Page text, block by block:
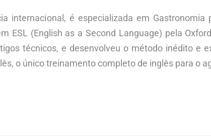
internacional, é especializada em Gastronomia
ESL (English as a Second Language) pela
técnicos, e desenvolveu o método inédito e
o único treinamento completo de inglês para o